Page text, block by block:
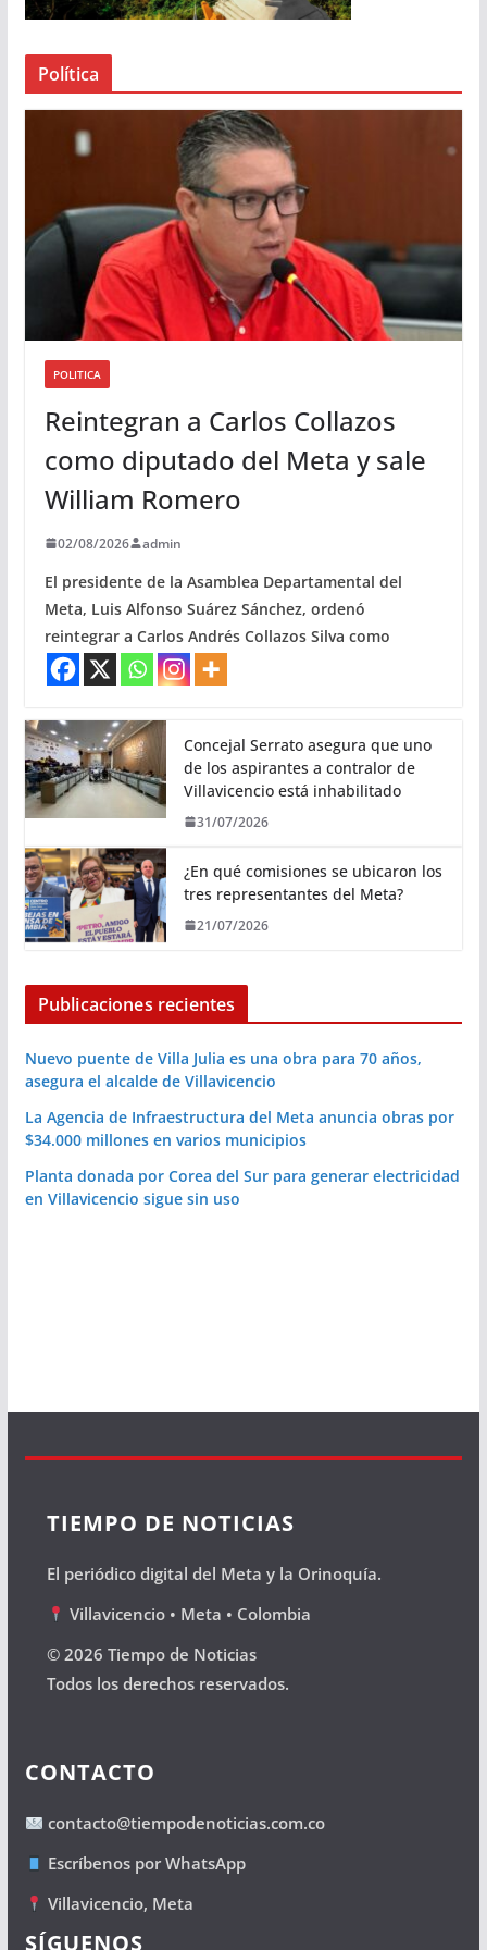
e
Política
POLITICA
Reintegran a Carlos Collazos
como diputado del Meta y sale
William Romero
02/08/2026 admin
El presidente de la Asamblea Departamental del
Meta, Luis Alfonso Suárez Sánchez, ordenó
reintegrar a Carlos Andrés Collazos Silva como
Concejal Serrato asegura que uno
de los aspirantes a contralor de
Villavicencio está inhabilitado
31/07/2026
¿En qué comisiones se ubicaron los
tres representantes del Meta?
21/07/2026
Publicaciones recientes
Nuevo puente de Villa Julia es una obra para 70 años,
asegura el alcalde de Villavicencio
La Agencia de Infraestructura del Meta anuncia obras por
$34.000 millones en varios municipios
Planta donada por Corea del Sur para generar electricidad
en Villavicencio sigue sin uso
TIEMPO DE NOTICIAS
El periódico digital del Meta y la Orinoquía.
Villavicencio • Meta • Colombia
© 2026 Tiempo de Noticias
Todos los derechos reservados.
CONTACTO
contacto@tiempodenoticias.com.co
Escríbenos por WhatsApp
Villavicencio, Meta
SÍGUENOS